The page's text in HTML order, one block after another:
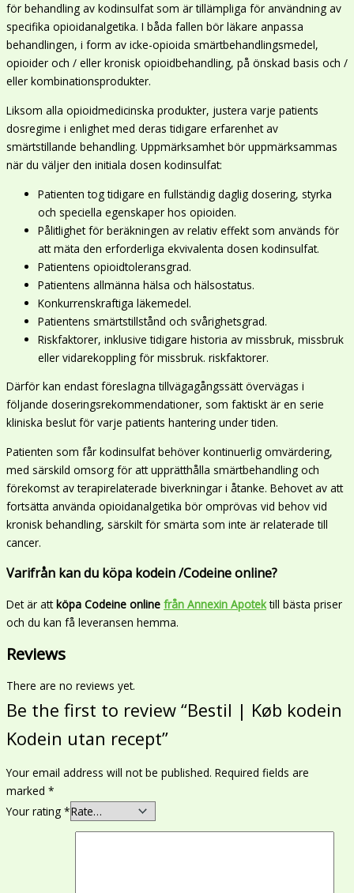
för behandling av kodinsulfat som är tillämpliga för användning av
specifika opioidanalgetika. I båda fallen bör läkare anpassa
behandlingen, i form av icke-opioida smärtbehandlingsmedel,
opioider och / eller kronisk opioidbehandling, på önskad basis och /
eller kombinationsprodukter.
Liksom alla opioidmedicinska produkter, justera varje patients
dosregime i enlighet med deras tidigare erfarenhet av
smärtstillande behandling. Uppmärksamhet bör uppmärksammas
när du väljer den initiala dosen kodinsulfat:
Patienten tog tidigare en fullständig daglig dosering, styrka
och speciella egenskaper hos opioiden.
Pålitlighet för beräkningen av relativ effekt som används för
att mäta den erforderliga ekvivalenta dosen kodinsulfat.
Patientens opioidtoleransgrad.
Patientens allmänna hälsa och hälsostatus.
Konkurrenskraftiga läkemedel.
Patientens smärtstillstånd och svårighetsgrad.
Riskfaktorer, inklusive tidigare historia av missbruk, missbruk
eller vidarekoppling för missbruk. riskfaktorer.
Därför kan endast föreslagna tillvägagångssätt övervägas i
följande doseringsrekommendationer, som faktiskt är en serie
kliniska beslut för varje patients hantering under tiden.
Patienten som får kodinsulfat behöver kontinuerlig omvärdering,
med särskild omsorg för att upprätthålla smärtbehandling och
förekomst av terapirelaterade biverkningar i åtanke. Behovet av att
fortsätta använda opioidanalgetika bör omprövas vid behov vid
kronisk behandling, särskilt för smärta som inte är relaterade till
cancer.
Varifrån kan du köpa kodein /Codeine online?
Det är att köpa Codeine online från Annexin Apotektill bästa priser
och du kan få leveransen hemma.
Reviews
There are no reviews yet.
Be the first to review “Bestil | Køb kodein
Kodein utan recept”
Your email address will not be published. Required fields are
marked *
Your rating *